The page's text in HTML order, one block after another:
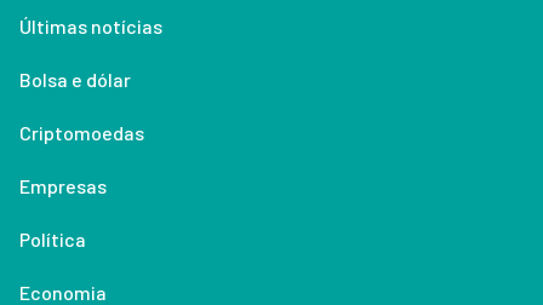
Últimas notícias
Bolsa e dólar
Criptomoedas
Empresas
Política
Economia